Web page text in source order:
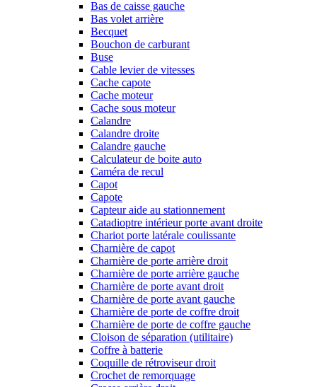
Bas de caisse gauche
Bas volet arrière
Becquet
Bouchon de carburant
Buse
Cable levier de vitesses
Cache capote
Cache moteur
Cache sous moteur
Calandre
Calandre droite
Calandre gauche
Calculateur de boite auto
Caméra de recul
Capot
Capote
Capteur aide au stationnement
Catadioptre intérieur porte avant droite
Chariot porte latérale coulissante
Charnière de capot
Charnière de porte arrière droit
Charnière de porte arrière gauche
Charnière de porte avant droit
Charnière de porte avant gauche
Charnière de porte de coffre droit
Charnière de porte de coffre gauche
Cloison de séparation (utilitaire)
Coffre à batterie
Coquille de rétroviseur droit
Crochet de remorquage